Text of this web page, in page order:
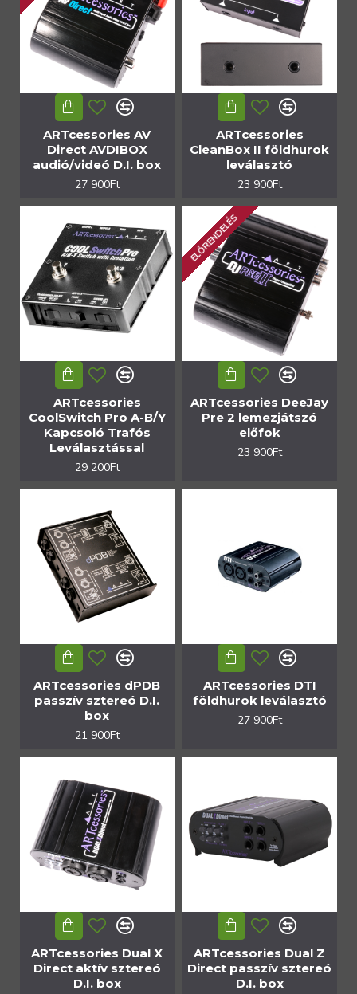
ARTcessories AV
Direct AVDIBOX
audió/videó D.I. box
27 900Ft
ARTcessories
CleanBox II földhurok
leválasztó
23 900Ft
ARTcessories
CoolSwitch Pro A-B/Y
Kapcsoló Trafós
Leválasztással
29 200Ft
ELŐRENDELÉS
ARTcessories DeeJay
Pre 2 lemezjátszó
előfok
23 900Ft
ARTcessories dPDB
passzív sztereó D.I.
box
21 900Ft
ARTcessories DTI
földhurok leválasztó
27 900Ft
ARTcessories Dual X
Direct aktív sztereó
D.I. box
ARTcessories Dual Z
Direct passzív sztereó
D.I. box